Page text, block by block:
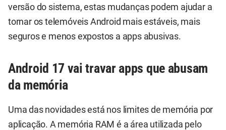
versão do sistema, estas mudanças podem ajudar a
tornar os telemóveis Android mais estáveis, mais
seguros e menos expostos a apps abusivas.
Android 17 vai travar apps que abusam
da memória
Uma das novidades está nos limites de memória por
aplicação. A memória RAM é a área utilizada pelo